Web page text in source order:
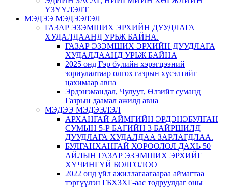
ҮЗҮҮЛЭЛТ
МЭДЭЭ МЭДЭЭЛЭЛ
ГАЗАР ЭЗЭМШИХ ЭРХИЙН ДУУДЛАГА
ХУДАЛДААНД УРЬЖ БАЙНА.
ГАЗАР ЭЗЭМШИХ ЭРХИЙН ДУУДЛАГА
ХУДАЛДААНД УРЬЖ БАЙНА
2025 онд Гэр бүлийн хэрэгцээний
зориулалтаар олгох газрын хүсэлтийг
цахимаар авна
Эрдэнэмандал, Чулуут, Өлзийт суманд
Газрын даамал ажилд авна
МЭДЭЭ МЭДЭЭЛЭЛ
АРХАНГАЙ АЙМГИЙН ЭРДЭНЭБУЛГАН
СУМЫН 5-Р БАГИЙН 3 БАЙРШИЛД
ДУУДЛАГА ХУДАЛДАА ЗАРЛАГДЛАА.
БУЛГАНХАНГАЙ ХОРООЛОЛ ДАХЬ 50
АЙЛЫН ГАЗАР ЭЗЭМШИХ ЭРХИЙГ
ХҮЧИНГҮЙ БОЛГОЛОО
2022 онд үйл ажиллагаагаараа аймагтаа
тэргүүлэн ГБХЗХГ-аас тодруулдаг оны